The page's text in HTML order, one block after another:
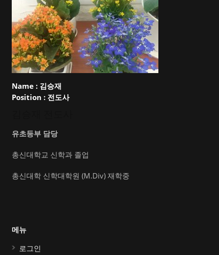
Name : 김승재
Position : 전도사
유초등부 담당
총신대학교 신학과 졸업
총신대학 신학대학원 (M.Div) 재학중
메뉴
로그인